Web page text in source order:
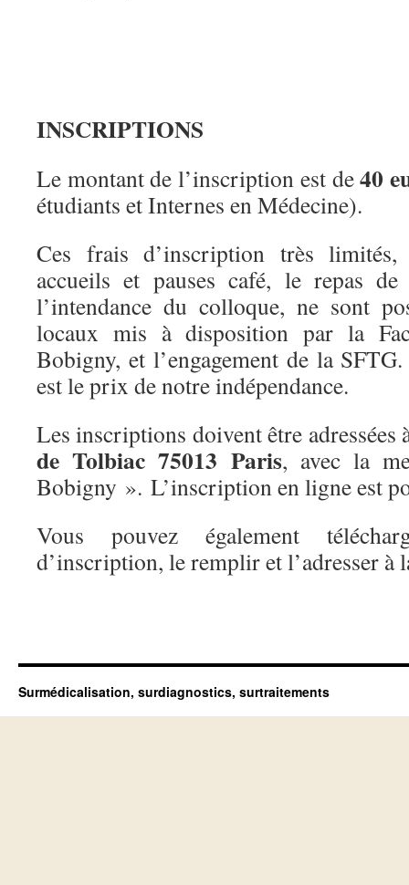
INSCRIPTIONS
Le montant de l’inscription est de40
étudiants et Internes en Médecine).
Ces frais d’inscription très
accueils et pauses café, le repas
l’intendance du colloque, ne sont
locaux mis à disposition par la
Bobigny, et l’engagement de la
est le prix de notre indépendance.
Les inscriptions doivent être adressées
de Tolbiac 75013 Paris, avec la
Bobigny ». L’inscription en ligne est
Vous pouvez également
d’inscription, le remplir et l’adresser à
Surmédicalisation, surdiagnostics, surtraitements